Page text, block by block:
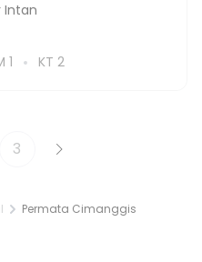
Intan
1 KT 2
3
Permata Cimanggis